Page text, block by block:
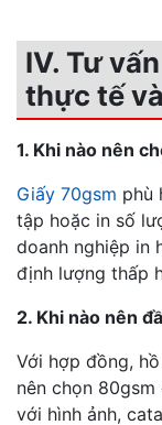
IV. Tư
thực tế
1. Khi nào nên
Giấy 70gsm phù
tập hoặc in số
doanh nghiệp in
định lượng thấp
2. Khi nào nên
Với hợp đồng,
nên chọn
với hình ảnh,